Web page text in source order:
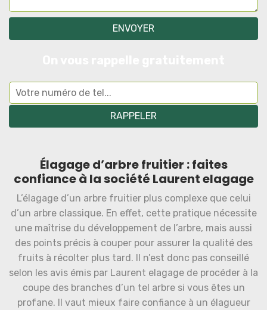
Élagage d’arbre fruitier : faites
confiance à la société Laurent elagage
L’élagage d’un arbre fruitier plus complexe que celui
d’un arbre classique. En effet, cette pratique nécessite
une maîtrise du développement de l’arbre, mais aussi
des points précis à couper pour assurer la qualité des
fruits à récolter plus tard. Il n’est donc pas conseillé
selon les avis émis par Laurent elagage de procéder à la
coupe des branches d’un tel arbre si vous êtes un
profane. Il vaut mieux faire confiance à un élagueur